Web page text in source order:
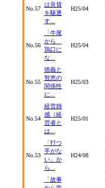
No.57
は良貨
を駆逐
す...
H25/04
No.56
「牛尾
から
鶏口に
な...
H25/04
No.55
徳義と
智恵の
関係性
に...
H25/03
No.54
経営雑
感（経
営者と
は...
H25/01
No.53
「打つ
手がな
い」か
ら...
H24/08
「故事